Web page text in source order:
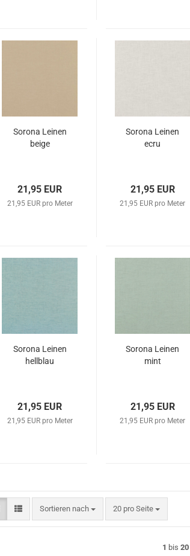
Sorona Leinen
beige
21,95 EUR
21,95 EUR pro Meter
Sorona Leinen
ecru
21,95 EUR
21,95 EUR pro Meter
Sorona Leinen
hellblau
21,95 EUR
21,95 EUR pro Meter
Sorona Leinen
mint
21,95 EUR
21,95 EUR pro Meter
Sortieren nach
Sortieren nach 20 pro Seite
pro Seite
1 bis 20